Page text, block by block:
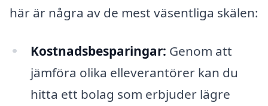
här är några av de mest väsentliga skälen:
Kostnadsbesparingar: Genom att
jämföra olika elleverantörer kan du
hitta ett bolag som erbjuder lägre